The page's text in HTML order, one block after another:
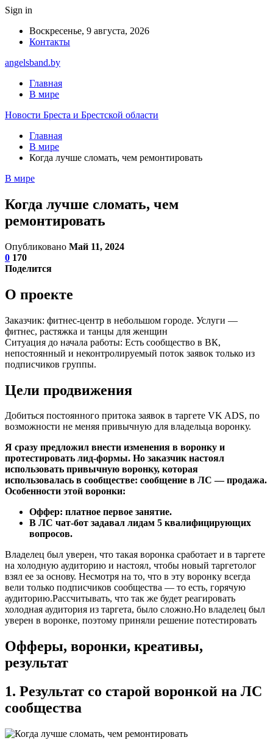
Sign in
Воскресенье, 9 августа, 2026
Контакты
angelsband.by
Главная
В мире
Новости Бреста и Брестской области
Главная
В мире
Когда лучше сломать, чем ремонтировать
В мире
Когда лучше сломать, чем
ремонтировать
Опубликовано Май 11, 2024
0 170
Поделится
О проекте
Заказчик: фитнес-центр в небольшом городе. Услуги —
фитнес, растяжка и танцы для женщин
Ситуация до начала работы: Есть сообщество в ВК,
непостоянный и неконтролируемый поток заявок только из
подписчиков группы.
Цели продвижения
Добиться постоянного притока заявок в таргете VK ADS, по
возможности не меняя привычную для владельца воронку.
Я сразу предложил внести изменения в воронку и
протестировать лид-формы. Но заказчик настоял
использовать привычную воронку, которая
использовалась в сообществе: сообщение в ЛС — продажа.
Особенности этой воронки:
Оффер: платное первое занятие.
В ЛС чат-бот задавал лидам 5 квалифицирующих
вопросов.
Владелец был уверен, что такая воронка сработает и в таргете
на холодную аудиторию и настоял, чтобы новый таргетолог
взял ее за основу. Несмотря на то, что в эту воронку всегда
вели только подписчиков сообщества — то есть, горячую
аудиторию.Рассчитывать, что так же будет реагировать
холодная аудитория из таргета, было сложно.Но владелец был
уверен в воронке, поэтому приняли решение потестировать
Офферы, воронки, креативы,
результат
1. Результат со старой воронкой на ЛС
сообщества